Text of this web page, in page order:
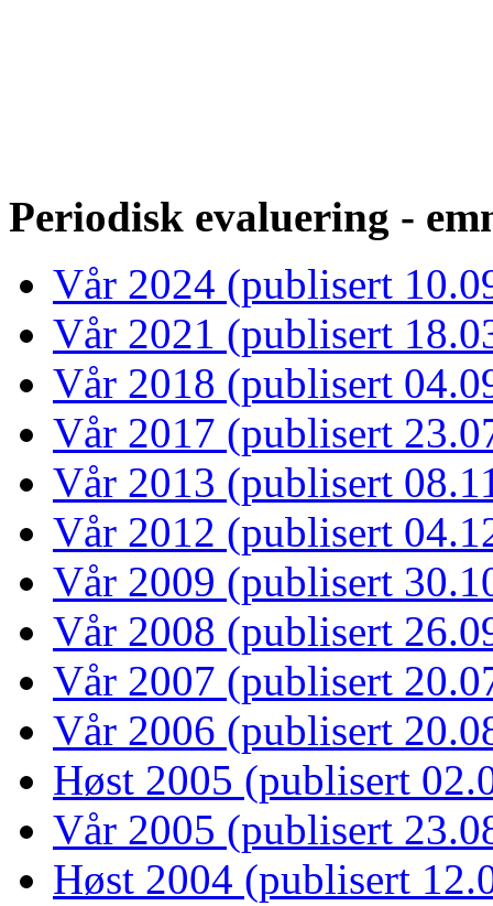
Periodisk evaluering -
Vår 2024 (publisert
Vår 2021 (publisert
Vår 2018 (publisert
Vår 2017 (publisert
Vår 2013 (publisert
Vår 2012 (publisert
Vår 2009 (publisert
Vår 2008 (publisert
Vår 2007 (publisert
Vår 2006 (publisert
Høst 2005 (publisert
Vår 2005 (publisert
Høst 2004 (publisert